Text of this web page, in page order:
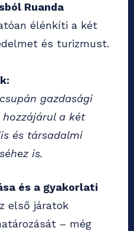
Ruanda
élénkíti a két
és turizmust.
gazdasági
a két
és társadalmi
is.
és a gyakorlati
első járatok
– még